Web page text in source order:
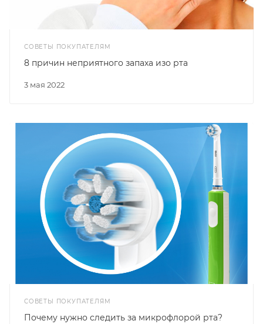
СОВЕТЫ ПОКУПАТЕЛЯМ
3 мая 2022
8 причин неприятного запаха изо рта
СОВЕТЫ ПОКУПАТЕЛЯМ
Почему нужно следить за микрофлорой рта?